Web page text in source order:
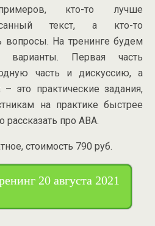
кто-то лучше
текст, а кто-то
вопросы. На тренинге будем
варианты. Первая часть
часть и дискуссию, а
– это практические задания,
на практике быстрее
рассказать про АВА.
стоимость 790 руб.
20 августа 2021